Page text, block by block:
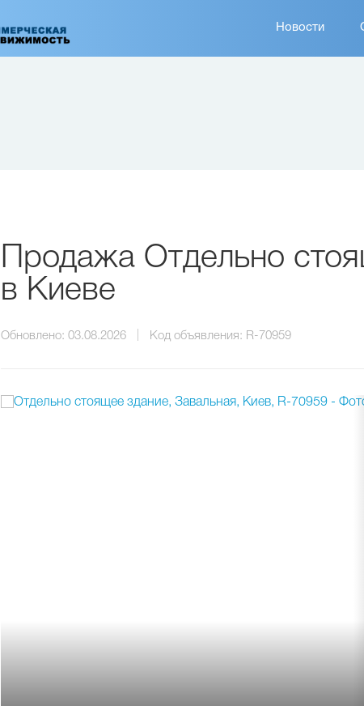
Новости
Продажа Отдельно
в Киеве
Обновлено: 03.08.2026 Код объявления: R-70959